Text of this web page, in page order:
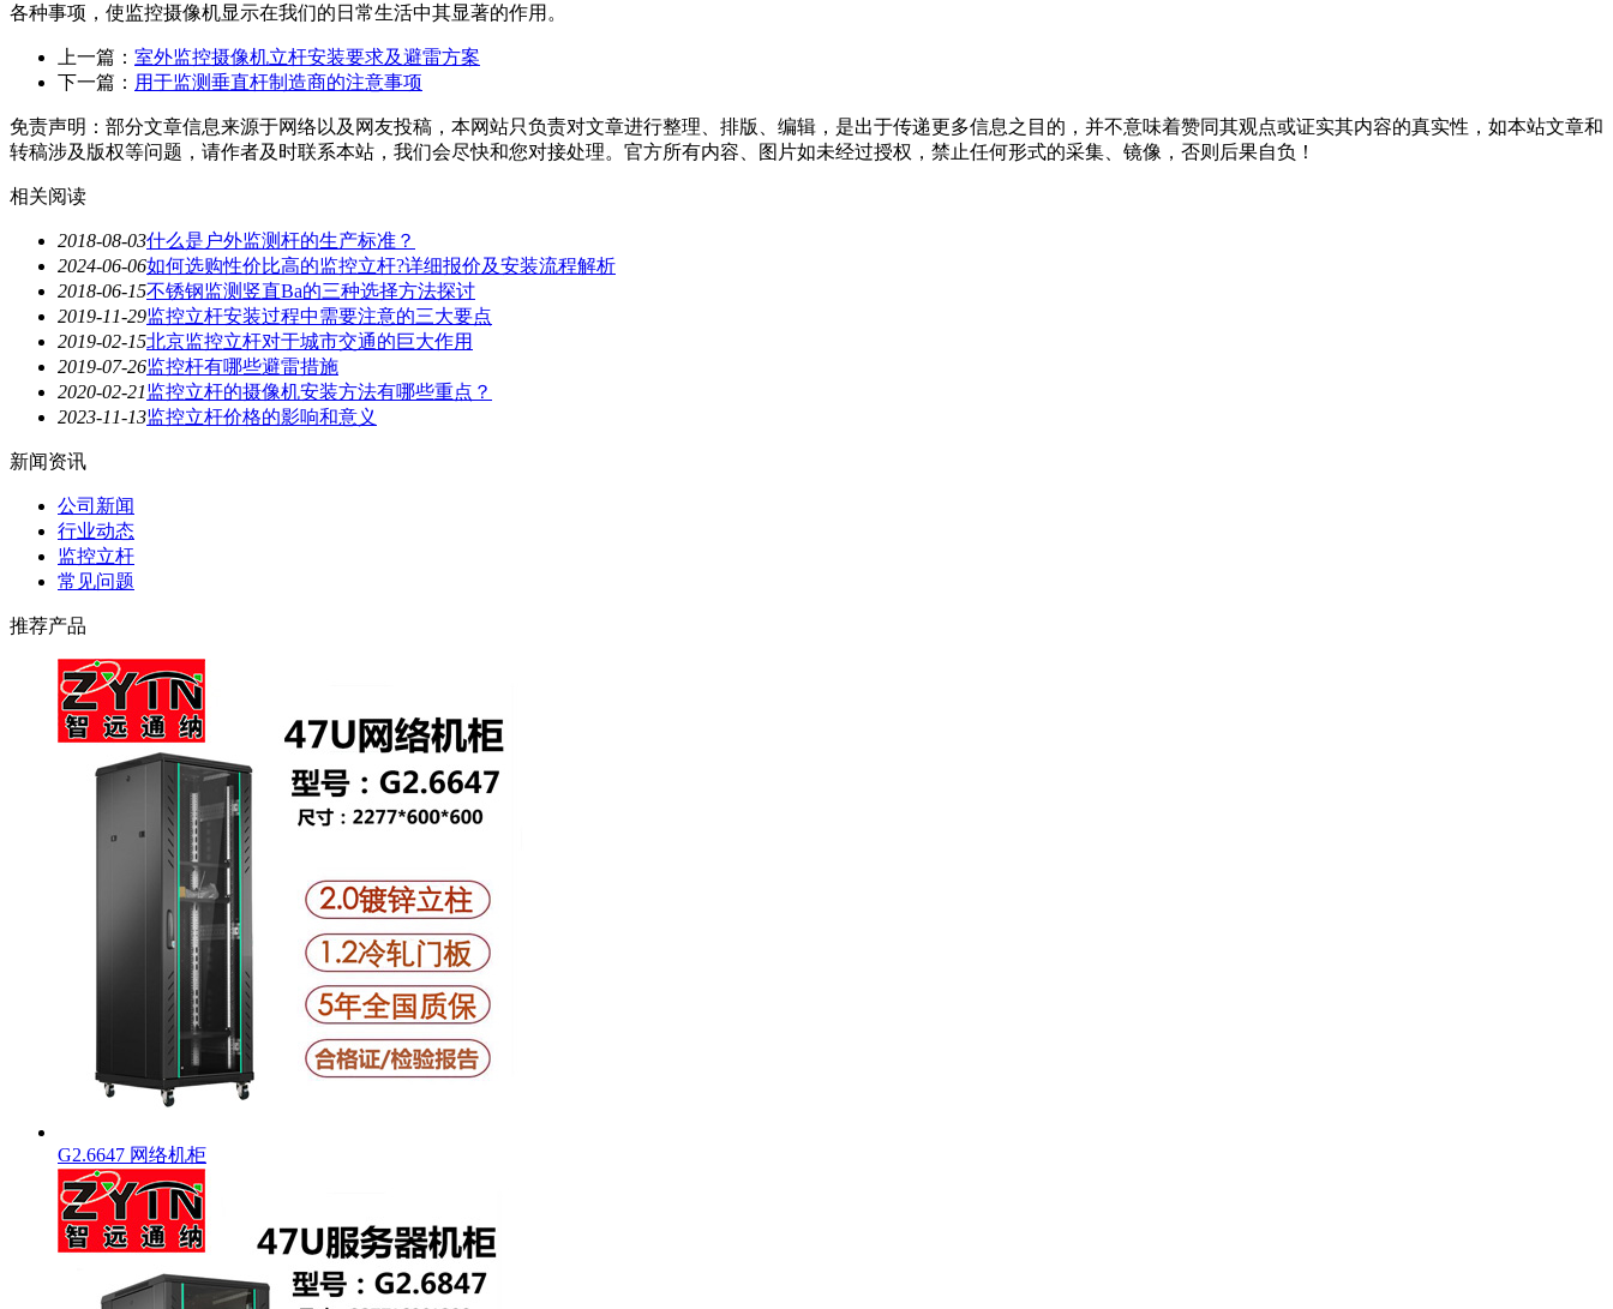
各种事项，使监控摄像机显示在我们的日常生活中其显著的作用。
上一篇： 室外监控摄像机立杆安装要求及避雷方案
下一篇： 用于监测垂直杆制造商的注意事项
免责声明：部分文章信息来源于网络以及网友投稿，本网站只负责对文章进行整理、排版、编辑，是出于传递更多信息之目的，并不意味着赞同其观点或证实其内容的真实性，如本站文章和
转稿涉及版权等问题，请作者及时联系本站，我们会尽快和您对接处理。官方所有内容、图片如未经过授权，禁止任何形式的采集、镜像，否则后果自负！
相关阅读
2018-08-03什么是户外监测杆的生产标准？
2024-06-06如何选购性价比高的监控立杆?详细报价及安装流程解析
2018-06-15不锈钢监测竖直Ba的三种选择方法探讨
2019-11-29监控立杆安装过程中需要注意的三大要点
2019-02-15北京监控立杆对于城市交通的巨大作用
2019-07-26监控杆有哪些避雷措施
2020-02-21监控立杆的摄像机安装方法有哪些重点？
2023-11-13监控立杆价格的影响和意义
新闻资讯
公司新闻
行业动态
监控立杆
常见问题
推荐产品
G2.6647 网络机柜